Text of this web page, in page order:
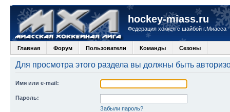
hockey-miass.ru
Федерация хоккея с шайбой г.Миасса
Главная Форум Пользователи Команды Сезоны
Для просмотра этого раздела вы должны быть
Имя или e-mail:
Пароль:
Забыли пароль?